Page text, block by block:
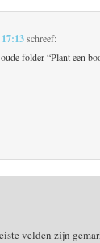
schreef:
folder “Plant een
velden zijn